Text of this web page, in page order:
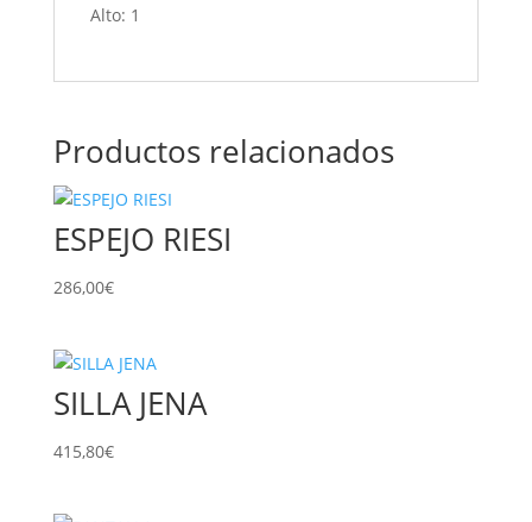
Alto: 1
Productos relacionados
ESPEJO RIESI
286,00€
SILLA JENA
415,80€